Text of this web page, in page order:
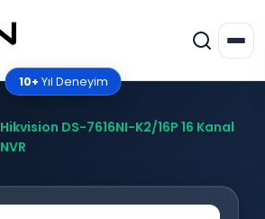
10+ Yıl Deneyim
Hikvision DS-7616NI-K2/16P 16 Kanal
NVR